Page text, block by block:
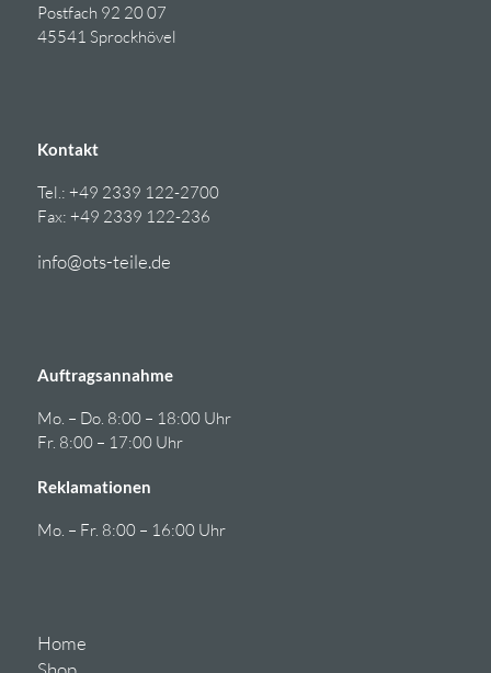
Postfach 92 20 07
45541 Sprockhövel
Kontakt
Tel.: +49 2339 122-2700
Fax: +49 2339 122-236
info@ots-teile.de
Auftragsannahme
Mo. – Do. 8:00 – 18:00 Uhr
Fr. 8:00 – 17:00 Uhr
Reklamationen
Mo. – Fr. 8:00 – 16:00 Uhr
Home